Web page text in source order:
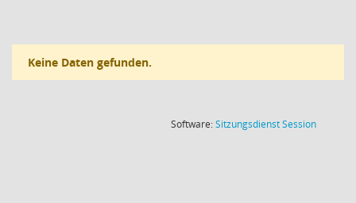
Keine Daten gefunden.
Software:SitzungsdienstSession(Wird in